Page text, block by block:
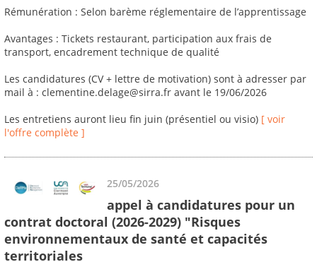
Rémunération : Selon barème réglementaire de l’apprentissage
Avantages : Tickets restaurant, participation aux frais de
transport, encadrement technique de qualité
Les candidatures (CV + lettre de motivation) sont à adresser par
mail à : clementine.delage@sirra.fr avant le 19/06/2026
Les entretiens auront lieu fin juin (présentiel ou visio) [ voir
l'offre complète ]
25/05/2026
appel à candidatures pour un
contrat doctoral (2026-2029) "Risques
environnementaux de santé et capacités
territoriales